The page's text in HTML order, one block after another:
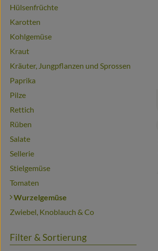
Hülsenfrüchte
Karotten
Kohlgemüse
Kraut
Kräuter, Jungpflanzen und Sprossen
Paprika
Pilze
Rettich
Rüben
Salate
Sellerie
Stielgemüse
Tomaten
Wurzelgemüse
Zwiebel, Knoblauch & Co
Filter & Sortierung